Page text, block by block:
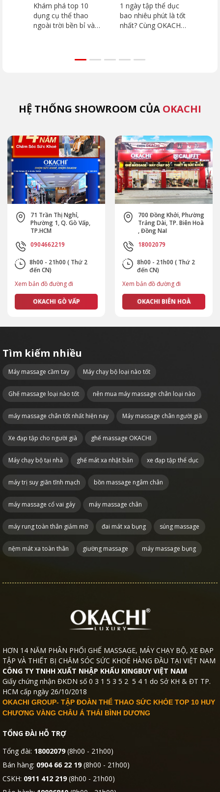
nhất
Khám phá top 10
dụng cụ thể thao
ngoài trời bền bỉ và
1 ngày tập thể dục
bao nhiêu phút là tốt
nhất? Cùng OKACHI
HỆ THỐNG SHOWROOM CỦA OKACHI
71 Trần Thị Nghỉ,
Phường 1, Q. Gò Vấp,
TP.HCM
0904662219
8h00 - 21h00 ( Thứ 2
đến CN)
Xem bản đồ đường đi
OKACHI GÒ VẤP
700 Đồng Khởi, Phường
Trảng Dài, TP. Biên Hoà
, Đồng NaI
18002079
8h00 - 21h00 ( Thứ 2
đến CN)
Xem bản đồ đường đi
OKACHI BIÊN HOÀ
Tìm kiếm nhiều
Máy massage cầm tay Máy chạy bộ loại nào tốt
Ghế massage loại nào tốt nên mua máy massage chân loại nào
máy massage chân tốt nhất hiện nay Máy massage chân người già
Xe đạp tập cho người già ghế massage OKACHI
Máy chạy bộ tại nhà ghế mát xa nhật bản xe đạp tập thể dục
máy trị suy giãn tĩnh mạch bồn massage ngâm chân
máy massage cổ vai gáy máy massage chân
máy rung toàn thân giảm mỡ đai mát xa bụng súng massage
nệm mát xa toàn thân giường massage máy massage bụng
HƠN 14 NĂM PHÂN PHỐI GHẾ MASSAGE, MÁY CHẠY BỘ, XE ĐẠP
TẬP VÀ THIẾT BỊ CHĂM SÓC SỨC KHOẺ HÀNG ĐẦU TẠI VIỆT NAM
CÔNG TY TNHH XUẤT NHẬP KHẨU KINGBUY VIỆT NAM
Giấy chứng nhận ĐKDN số 0 3 1 5 3 5 2 5 4 1 do Sở KH & ĐT TP.
HCM cấp ngày 26/10/2018
OKACHI GROUP- TẬP ĐOÀN THỂ THAO SỨC KHỎE TOP 10 HUY
CHƯƠNG VÀNG CHÂU Á THÁI BÌNH DƯƠNG
TỔNG ĐÀI HỖ TRỢ
Tổng đài: 18002079(8h00 - 21h00)
Bán hàng: 0904 66 22 19(8h00 - 21h00)
CSKH: 0911 412 219(8h00 - 21h00)